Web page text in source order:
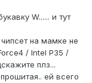
W...... и тут
на мамке не
/ Intel P35 /
плз...
ей всего